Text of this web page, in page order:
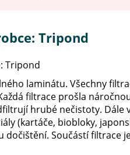
Tripond
Tripond
laminátu. Všechny
filtrace prošla
hrubé nečistoty. Dále
(kartáče, biobloky,
dočištění. Součástí filtrace